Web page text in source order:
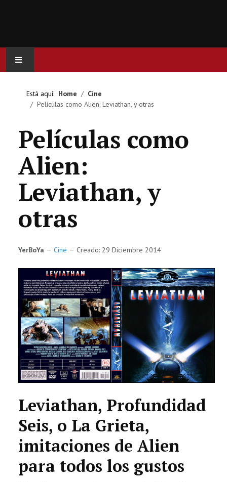
ACTUALIDAD
CINE
SERIES
JUEGOS
OCIO
CIENCIA
CULTURA
SALUD
Está aquí: Home
Cine
Películas como Alien: Leviathan, y otras
Películas como
Alien:
Leviathan, y
otras
YerBoYa Cine Creado: 29 Diciembre 2014
Leviathan, Profundidad
Seis, o La Grieta,
imitaciones de Alien
para todos los gustos